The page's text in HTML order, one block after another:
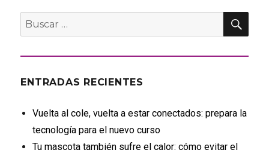
Buscar
por:
ENTRADAS RECIENTES
Vuelta al cole, vuelta a estar conectados: prepara la
tecnología para el nuevo curso
Tu mascota también sufre el calor: cómo evitar el